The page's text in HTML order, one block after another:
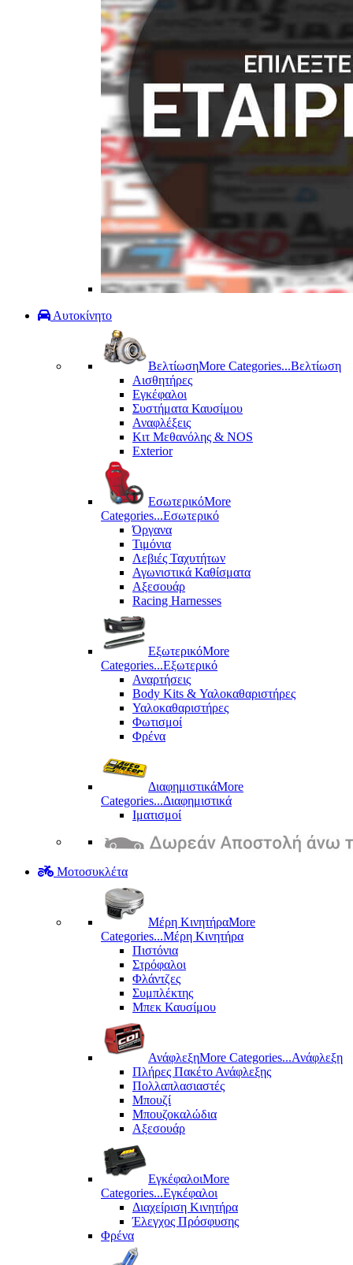
Αυτοκίνητο
ΒελτίωσηMore Categories...Βελτίωση
Αισθητήρες
Εγκέφαλοι
Συστήματα Καυσίμου
Αναφλέξεις
Κιτ Μεθανόλης & ΝΟS
Exterior
ΕσωτερικόMore
Categories...Εσωτερικό
Όργανα
Τιμόνια
Λεβιές Ταχυτήτων
Αγωνιστικά Καθίσματα
Αξεσουάρ
Racing Harnesses
ΕξωτερικόMore
Categories...Εξωτερικό
Αναρτήσεις
Body Kits & Υαλοκαθαριστήρες
Υαλοκαθαριστήρες
Φωτισμοί
Φρένα
ΔιαφημιστικάMore
Categories...Διαφημιστικά
Ιματισμοί
Μοτοσυκλέτα
Μέρη KινητήραMore
Categories...Μέρη Kινητήρα
Πιστόνια
Στρόφαλοι
Φλάντζες
Συμπλέκτης
Μπεκ Καυσίμου
ΑνάφλεξηMore Categories...Ανάφλεξη
Πλήρες Πακέτο Ανάφλεξης
Πολλαπλασιαστές
Μπουζί
Μπουζοκαλώδια
Αξεσουάρ
ΕγκέφαλοιMore
Categories...Εγκέφαλοι
Διαχείριση Κινητήρα
Έλεγχος Πρόσφυσης
Φρένα